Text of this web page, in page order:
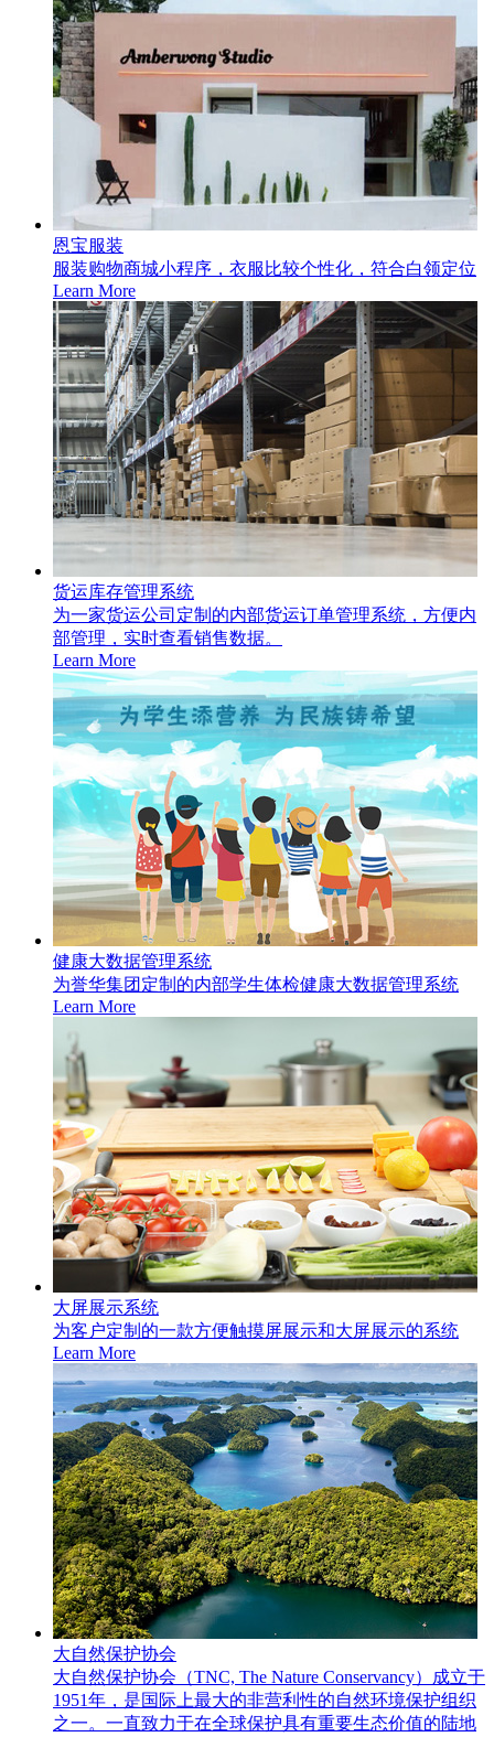
恩宝服装
服装购物商城小程序，衣服比较个性化，符合白领定位
Learn More
货运库存管理系统
为一家货运公司定制的内部货运订单管理系统，方便内
部管理，实时查看销售数据。
Learn More
健康大数据管理系统
为誉华集团定制的内部学生体检健康大数据管理系统
Learn More
大屏展示系统
为客户定制的一款方便触摸屏展示和大屏展示的系统
Learn More
大自然保护协会
大自然保护协会（TNC, The Nature Conservancy）成立于
1951年，是国际上最大的非营利性的自然环境保护组织
之一。一直致力于在全球保护具有重要生态价值的陆地